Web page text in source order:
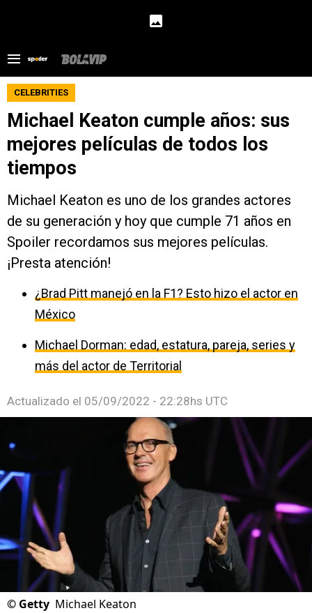
CELEBRITIES
Michael Keaton cumple años: sus
mejores películas de todos los
tiempos
Michael Keaton es uno de los grandes actores
de su generación y hoy que cumple 71 años en
Spoiler recordamos sus mejores películas.
¡Presta atención!
¿Brad Pitt manejó en la F1? Esto hizo el actor en
México
Michael Dorman: edad, estatura, pareja, series y
más del actor de Territorial
Actualizado el 05/09/2022 - 22:28hs UTC
© Getty Michael Keaton